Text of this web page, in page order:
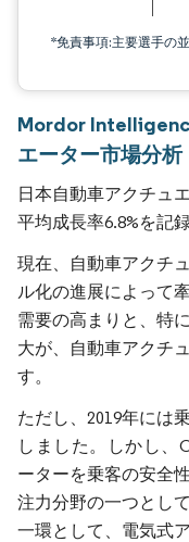
*免責事項:主要選手の
Mordor
エーター市場分析
日本自動車アクチュ
平均成長率6.8%を記
現在、自動車アクチ
ル化の進展によって
需要の高まりと、特
大が、自動車アクチ
す。
ただし、2019年には
しました。しかし、
ーターを乗客の安全
注力分野の一つとし
一環として、電気式